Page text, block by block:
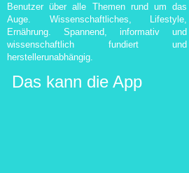
Benutzer über alle Themen rund um das
Auge. Wissenschaftliches, Lifestyle,
Ernährung. Spannend, informativ und
wissenschaftlich fundiert und
herstellerunabhängig.
Das kann die App